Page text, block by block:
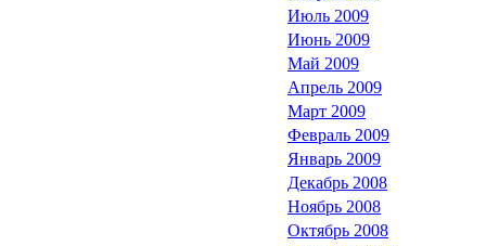
Июль 2009
Июнь 2009
Май 2009
Апрель 2009
Март 2009
Февраль 2009
Январь 2009
Декабрь 2008
Ноябрь 2008
Октябрь 2008